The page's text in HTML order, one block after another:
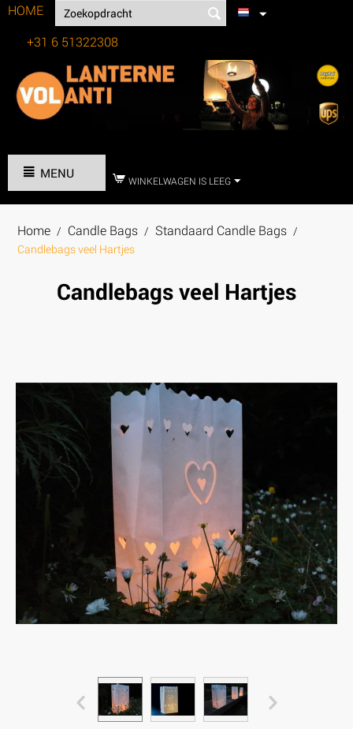
HOME
+31 6 51322308
MENU WINKELWAGEN IS LEEG
Home / Candle Bags / Standaard Candle Bags /
Candlebags veel Hartjes
Candlebags veel Hartjes